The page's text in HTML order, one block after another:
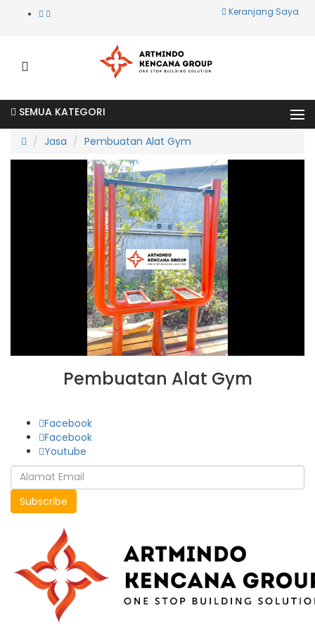
Keranjang Saya
SEMUA KATEGORI
Jasa Pembuatan Alat Gym
Pembuatan Alat Gym
Facebook
Facebook
Youtube
Subscribe